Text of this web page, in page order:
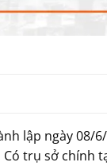
lập ngày
trụ sở chính